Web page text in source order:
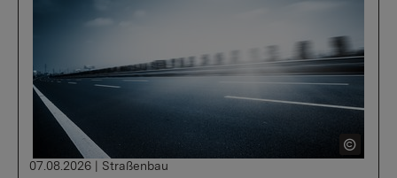
07.08.2026 | Straßenbau